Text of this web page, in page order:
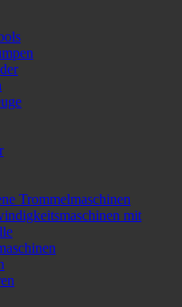
Trommelmaschinen
mit